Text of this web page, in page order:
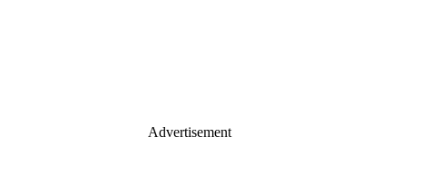
Advertisement